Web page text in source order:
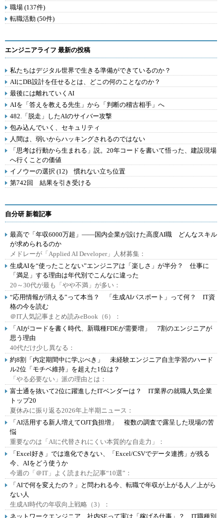
職場 (137件)
転職活動 (50件)
エンジニアライフ 最新の投稿
私たちはデジタル世界で生きる準備ができているのか？
AIにDB設計を任せるとは、どこの何のことなのか？
最後には離れていくAI
AIを「答えを教える先生」から「判断の稽古相手」へ
482.「脱走」したAIのサイバー攻撃
包み込んでいく、セキュリティ
人間は、弱いからハッキングされるのではない
「思考は行動から生まれる」説。20年コードを書いて悟った、建設現場
へ行くことの価値
イノウーの選択 (12) 慣れない立ち位置
第742回 結果を引き受ける
自分研 新着記事
最高で「年収6000万超」――国内企業が設けた高度AI職 どんなスキル
が求められるのか
メドレーが「Applied AI Developer」人材募集：
生成AIを“使ったことない”エンジニアは「楽しさ」が半分？ 仕事に
「満足」する理由は年代別でこんなに違った
20～30代が最も「やや不満」が多い：
“応用情報が消える”って本当？ 「生成AIパスポート」って何？ IT資
格の今を読む
＠IT人気記事まとめ読みeBook（6）：
「AIがコードを書く時代、新職種FDEが需要増」 7割のエンジニアが
思う理由
40代だけ少し異なる：
約8割「内定期間中に学ぶべき」 未経験エンジニア自主学習のハード
ル2位「モチベ維持」を超えた1位は？
「やる必要ない」派の理由とは：
富士通を抜いて2位に躍進したITベンダーは？ IT業界の就職人気企業
トップ20
夏休みに振り返る2026年上半期ニュース：
「AI活用する新人増えてOJT負担増」 複数の調査で露呈した現場の苦
悩
重要なのは「AIに代替されにくい本質的な自走力」：
「Excel好き」では進化できない、「Excel/CSVでデータ連携」が残る
今、AIをどう使うか
今週の「＠IT」よく読まれた記事“10選”：
「AIで何を変えたの？」と問われる今、転職で年収が上がる人／上がら
ない人
生成AI時代の年収向上戦略（3）：
ネットワークエンジニア、社内SEって実は「稼げる仕事」？ IT職種別